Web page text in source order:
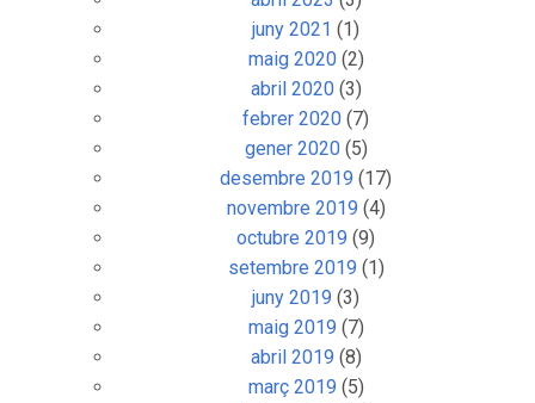
juny 2021 (1)
maig 2020(2)
abril 2020(3)
febrer 2020 (7)
gener 2020(5)
desembre 2019 (17)
novembre 2019 (4)
octubre 2019 (9)
setembre 2019 (1)
juny 2019 (3)
maig 2019 (7)
abril 2019 (8)
març 2019 (5)